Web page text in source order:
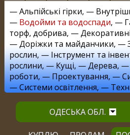
—Альпійські гірки, —
— Водойми та водоспади, —
торф, добрива, —
—Доріжки та майданчики, —
рослин, —Інструмент та
рослини, —Кущі, —Дерева,
роботи, —Проектування, —
—Системи освітлення, —
ОДЕСЬКА ОБЛ.